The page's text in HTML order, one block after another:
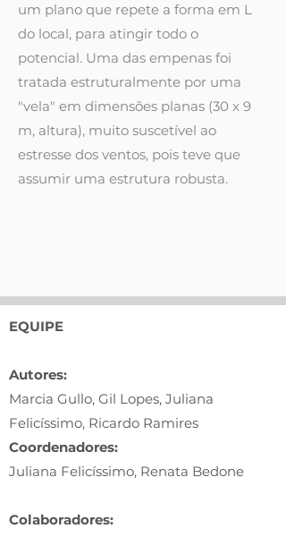
um plano que repete a forma em L
do local, para atingir todo o
potencial. Uma das empenas foi
tratada estruturalmente por uma
"vela" em dimensões planas (30 x 9
m, altura), muito suscetível ao
estresse dos ventos, pois teve que
assumir uma estrutura robusta.
EQUIPE
Autores:
Marcia Gullo, Gil Lopes, Juliana
Felicíssimo, Ricardo Ramires
Coordenadores:
Juliana Felicíssimo, Renata Bedone
Colaboradores: